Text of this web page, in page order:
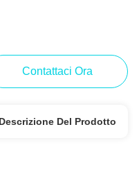
Contattaci Ora
Descrizione Del Prodotto